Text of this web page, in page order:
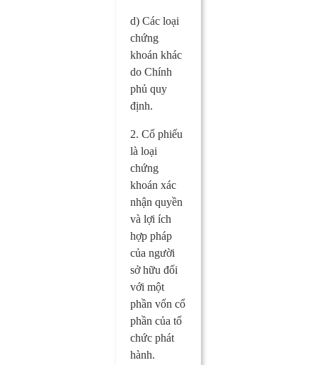
d) Các loại
chứng
khoán khác
do Chính
phủ quy
định.
2. Cổ phiếu
là loại
chứng
khoán xác
nhận quyền
và lợi ích
hợp pháp
của người
sở hữu đối
với một
phần vốn cổ
phần của tổ
chức phát
hành.